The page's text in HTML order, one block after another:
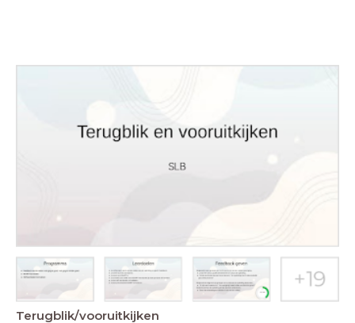
Terugblik/vooruitkijken